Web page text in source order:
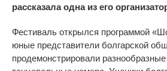
рассказала одна из его
Фестиваль открылся программой
юные представители болгарской
продемонстрировали